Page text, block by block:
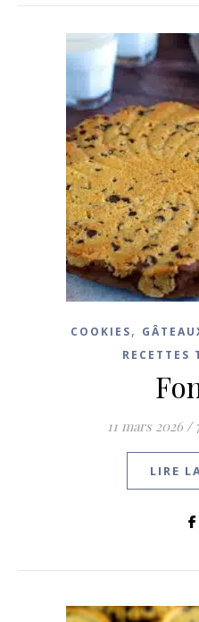
COOKIES,
RECETTES
11 mars 2026 /
LIRE